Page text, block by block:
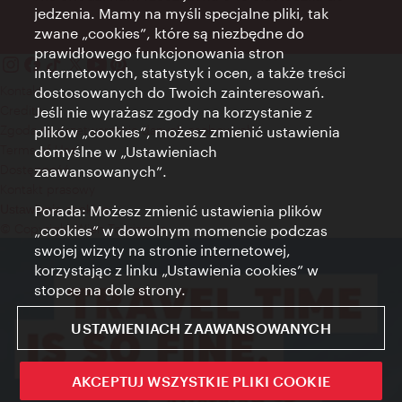
Kontakt
Credits
Zgoda na przetwarzanie danych osobowych
Terms of Use
Dostępność
Ustawienia cookies
© Copyright Wien Tourismus
jedzenia. Mamy na myśli specjalne pliki, tak
zwane „cookies”, które są niezbędne do
prawidłowego funkcjonowania stron
internetowych, statystyk i ocen, a także treści
dostosowanych do Twoich zainteresowań.
Jeśli nie wyrażasz zgody na korzystanie z
plików „cookies”, możesz zmienić ustawienia
domyślne w „Ustawieniach
zaawansowanych”.
Porada: Możesz zmienić ustawienia plików
„cookies” w dowolnym momencie podczas
swojej wizyty na stronie internetowej,
korzystając z linku „Ustawienia cookies” w
stopce na dole strony.
USTAWIENIACH ZAAWANSOWANYCH
AKCEPTUJ WSZYSTKIE PLIKI COOKIE